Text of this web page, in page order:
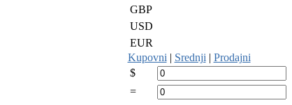
GBP
USD
EUR
Kupovni | Srednji | Prodajni
$
=